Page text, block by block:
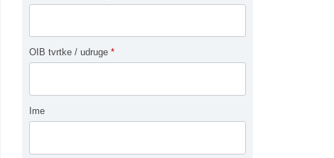
OIB tvrtke / udruge *
Ime